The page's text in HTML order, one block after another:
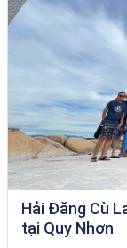
Hải Đăng Cù
tại Quy Nhơn